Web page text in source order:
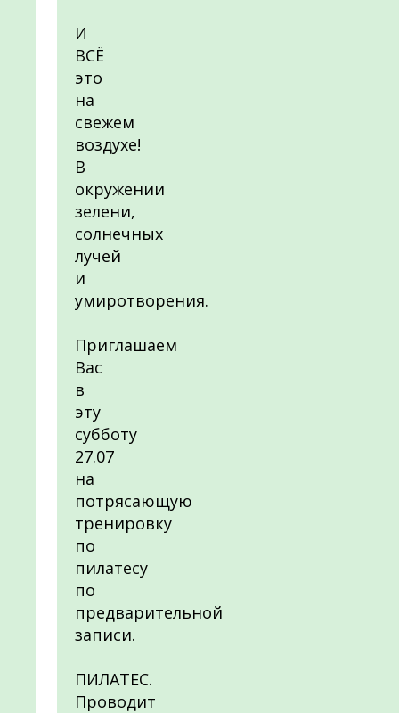
И
ВСЁ
это
на
свежем
воздухе!
В
окружении
зелени,
солнечных
лучей
и
умиротворения.
Приглашаем
Вас
в
эту
субботу
27.07
на
потрясающую
тренировку
по
пилатесу
по
предварительной
записи.
ПИЛАТЕС.
Проводит